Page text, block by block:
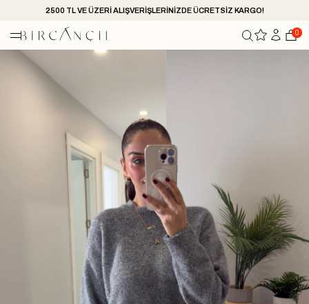
2500 TL VE ÜZERİ ALIŞVERİŞLERİNİZDE ÜCRETSİZ KARGO!
0